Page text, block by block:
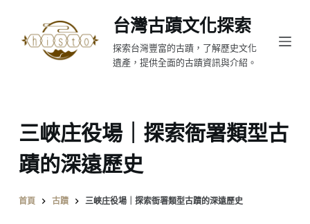
至
台灣古蹟文化探索
探索台灣豐富的古蹟，了解歷史文化
遺產，提供全面的古蹟資訊與介紹。
三峽庄役場｜探索衙署類型古
蹟的深遠歷史
首頁 古蹟 三峽庄役場｜探索衙署類型古蹟的深遠歷史